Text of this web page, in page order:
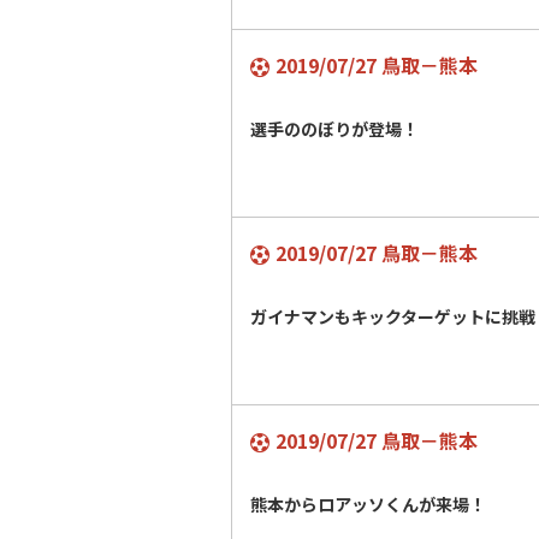
2019/07/27 鳥取－熊本
選手ののぼりが登場！
2019/07/27 鳥取－熊本
ガイナマンもキックターゲットに挑
2019/07/27 鳥取－熊本
熊本からロアッソくんが来場！